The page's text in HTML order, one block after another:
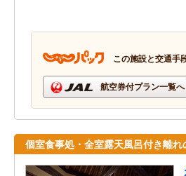
この施設と交通手
航空券付プラン一覧へ
個室食事処・全室露天風呂付き離れ